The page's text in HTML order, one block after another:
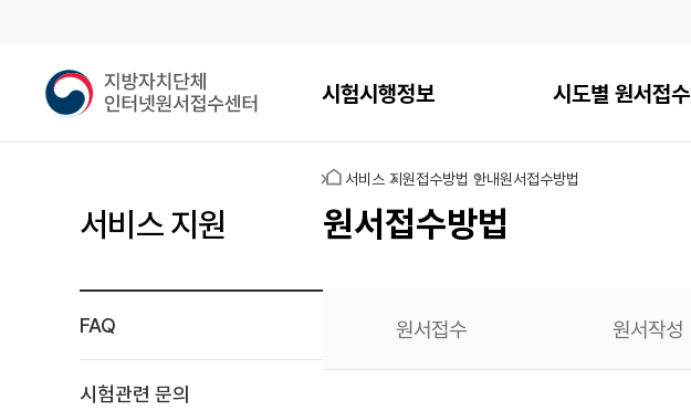
지
방
메인메뉴
시험시행정보 시도별 원서접수
서비스 지원
FAQ
시험관련 문의
홈 서비스 지원접수방법 안내원서접수방법
원서접수방법
원서접수 원서작성